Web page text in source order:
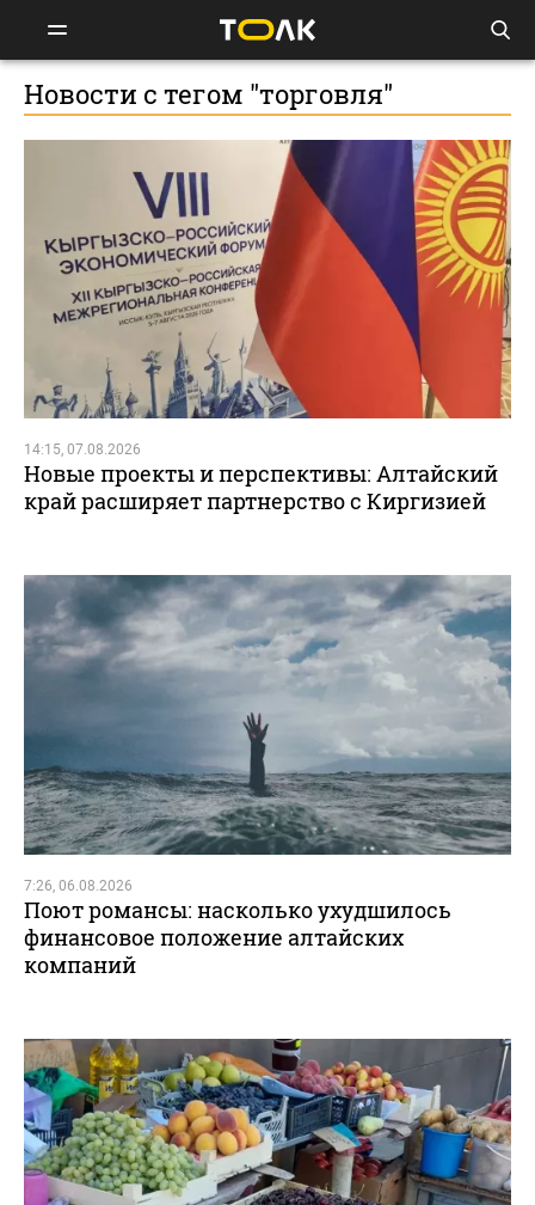
Новости с тегом "торговля"
14:15, 07.08.2026
Новые проекты и перспективы: Алтайский
край расширяет партнерство с Киргизией
7:26, 06.08.2026
Поют романсы: насколько ухудшилось
финансовое положение алтайских
компаний